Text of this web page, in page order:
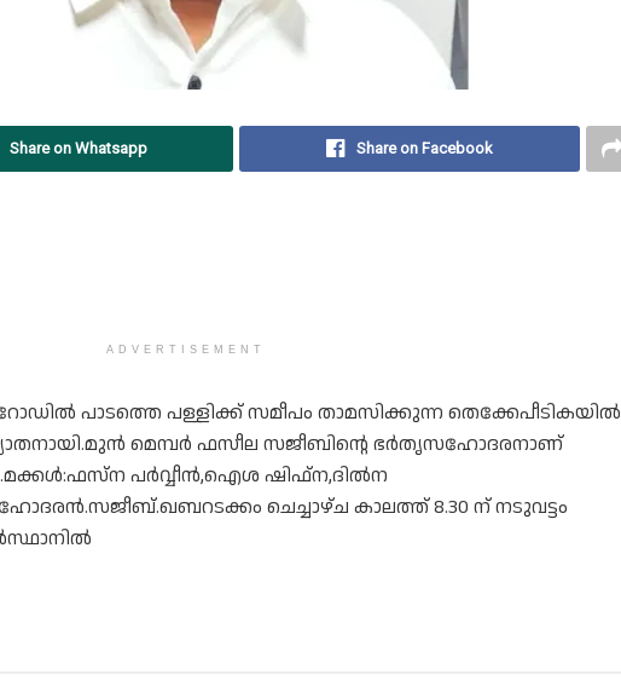
Share on Whatsapp Share on Facebook
ADVERTISEMENT
റോഡിൽ പാടത്തെ പള്ളിക്ക് സമീപം താമസിക്കുന്ന തെക്കേപീടികയിൽ
മെമ്പർ ഫസീല സജീബിൻ്റെ ഭർതൃസഹോദരനാണ്
പർവ്വീൻ,ഐശ ഷിഫ്ന,ദിൽന
ചെച്ചാഴ്ച കാലത്ത് 8.30 ന് നടുവട്ടം